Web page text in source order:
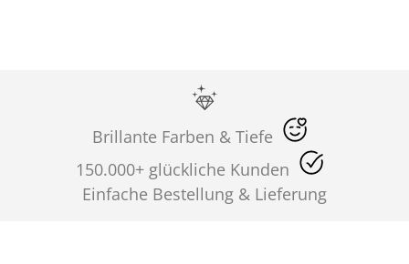
Brillante Farben & Tiefe
150.000+ glückliche Kunden
Einfache Bestellung & Lieferung